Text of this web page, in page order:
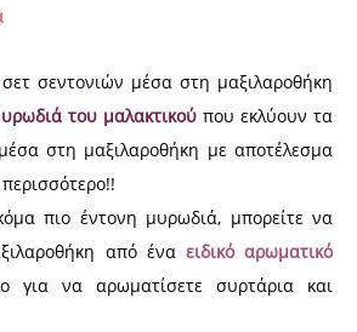
σεντονιών μέσα στη μαξιλαροθήκη
του μαλακτικού που εκλύουν τα
στη μαξιλαροθήκη με αποτέλεσμα
πιο έντονη μυρωδιά, μπορείτε να
από ένα ειδικό αρωματικό
για να αρωματίσετε συρτάρια και